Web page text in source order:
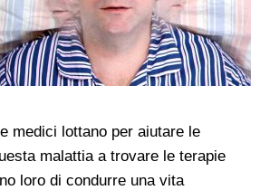
medici lottano per aiutare le
malattia a trovare le terapie
loro di condurre una vita